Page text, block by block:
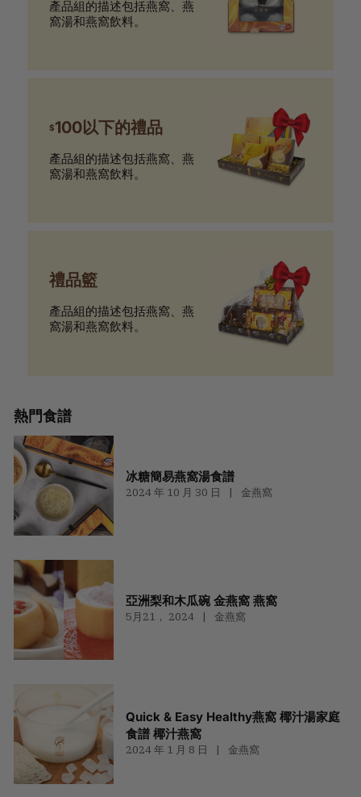
熱門食譜
冰糖簡易燕窩湯食譜
2024 年 10 月 30 日 金燕窩
亞洲梨和木瓜碗 金燕窩 燕窩
5月21， 2024 金燕窩
Quick & Easy Healthy燕窩 椰汁湯家庭
食譜 椰汁燕窩
2024 年 1 月 8 日 金燕窩
產品組的描述包括燕窩、燕
窩湯和燕窩飲料。
$100以下的禮品
產品組的描述包括燕窩、燕
窩湯和燕窩飲料。
禮品籃
產品組的描述包括燕窩、燕
窩湯和燕窩飲料。